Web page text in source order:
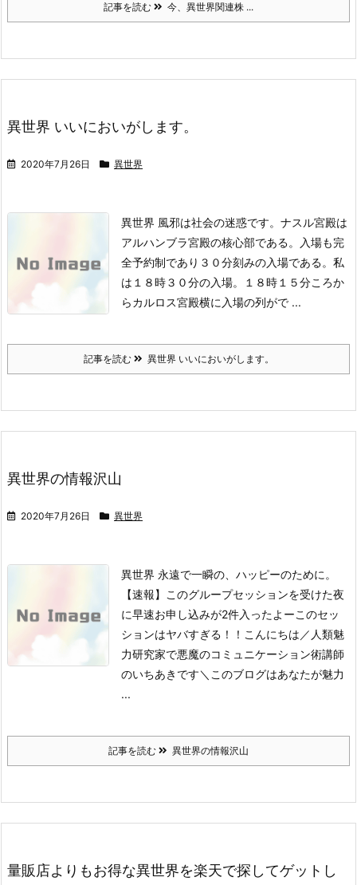
記事を読む 今、異世界関連株 ...
異世界 いいにおいがします。
2020年7月26日 異世界
異世界 風邪は社会の迷惑です。 ナスル宮殿は
アルハンブラ宮殿の核心部である。
入場も完
全予約制であり３０分刻みの入場である。 私
は１８時３０分の入場。
１８時１５分ころか
らカルロス宮殿横に入場の列がで ...
記事を読む 異世界 いいにおいがします。
異世界の情報沢山
2020年7月26日 異世界
異世界 永遠で一瞬の、ハッピーのために。
【速報】このグループセッションを受けた夜
に早速お申し込みが2件入ったよーこのセッ
ションはヤバすぎる！！こんにちは／人類魅
力研究家で悪魔のコミュニケーション術講師
のいちあきです＼このブログはあなたが魅力
...
記事を読む 異世界の情報沢山
量販店よりもお得な異世界を楽天で探してゲットし